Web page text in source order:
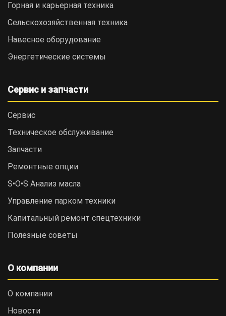
Горная и карьерная техника
Сельскохозяйственная техника
Навесное оборудование
Энергетические системы
Сервис и запчасти
Сервис
Техническое обслуживание
Запчасти
Ремонтные опции
S•O•S Анализ масла
Управление парком техники
Капитальный ремонт спецтехники
Полезные советы
О компании
О компании
Новости